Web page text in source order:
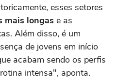
esses setores
mais longas e as
Além disso, é um
de jovens em início
acabam sendo os perfis
intensa", aponta.